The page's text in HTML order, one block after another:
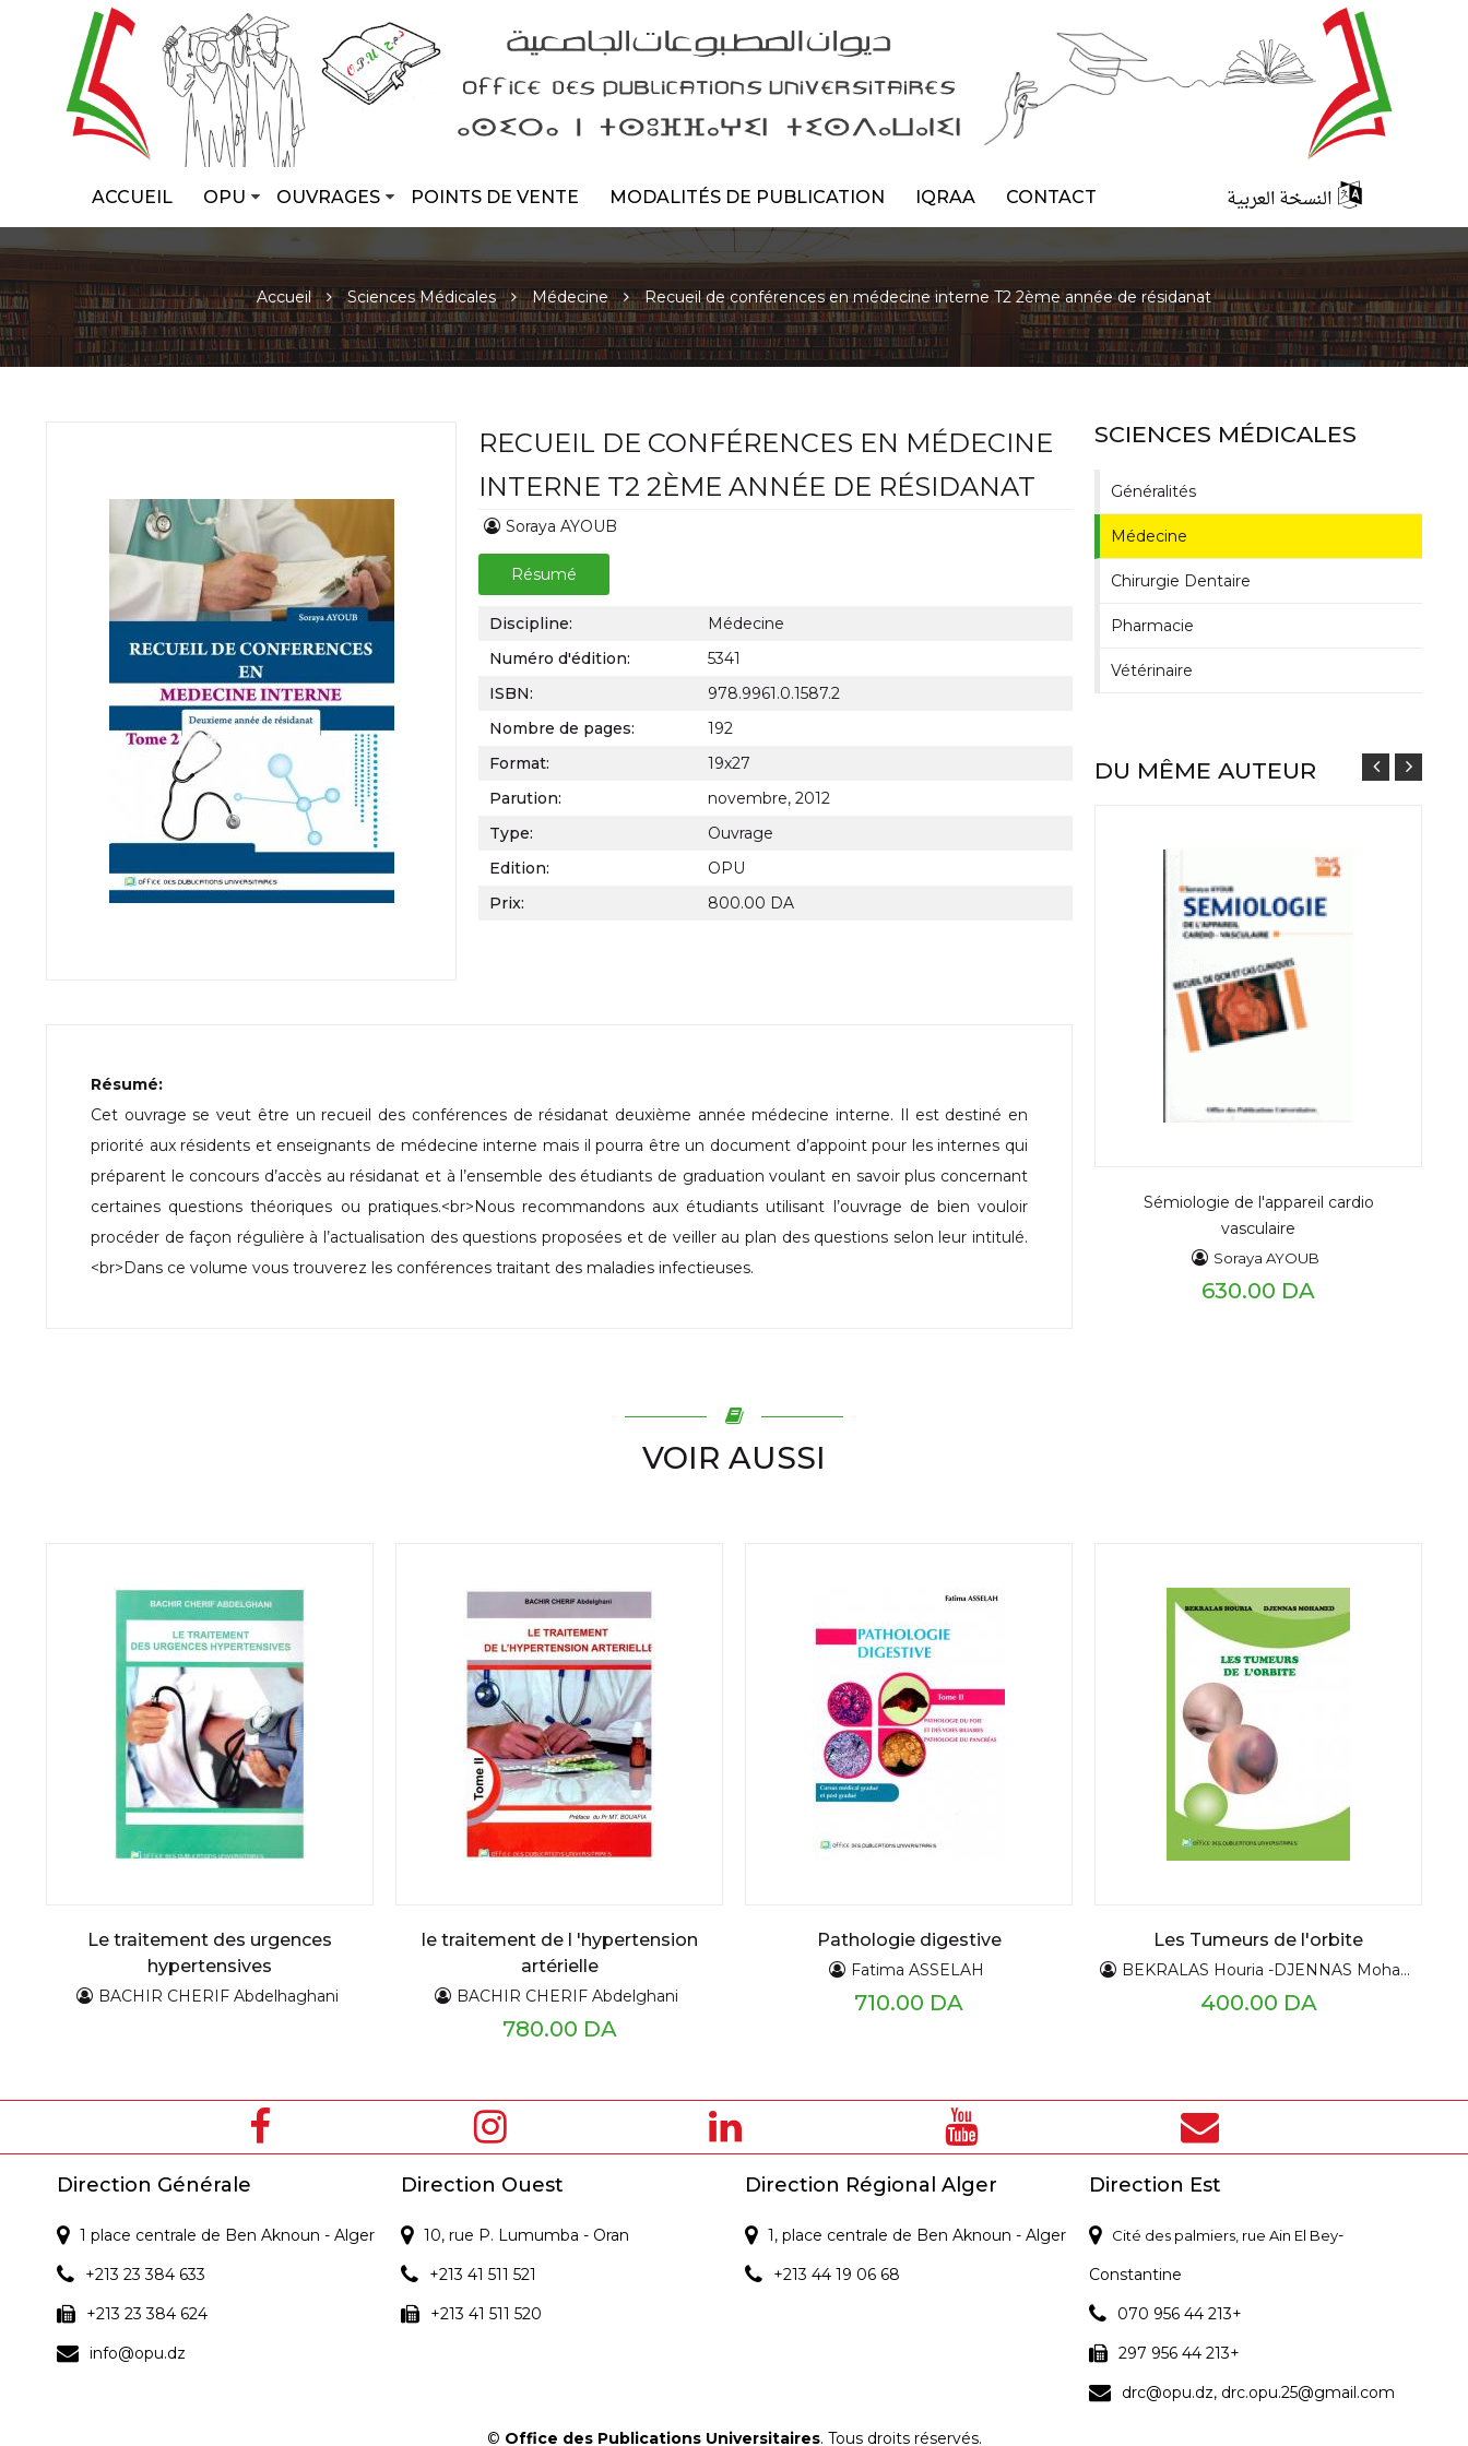
ACCUEIL OPU OUVRAGES POINTS DE VENTE MODALITÉS DE PUBLICATION IQRAA CONTACT النسخة العربية
Accueil Sciences Médicales Médecine Recueil de conférences en médecine interne T2 2ème année de résidanat
RECUEIL DE CONFÉRENCES EN MÉDECINE
INTERNE T2 2ÈME ANNÉE DE RÉSIDANAT
Soraya AYOUB
Résumé
Discipline:
Médecine
Numéro d'édition:
5341
ISBN:
978.9961.0.1587.2
Nombre de pages:
192
Format:
19x27
Parution:
novembre, 2012
Type:
Ouvrage
Edition:
OPU
Prix:
800.00 DA
Résumé:
Cet ouvrage se veut être un recueil des conférences de résidanat deuxième année médecine interne. Il est destiné en
priorité aux résidents et enseignants de médecine interne mais il pourra être un document d’appoint pour les internes qui
préparent le concours d’accès au résidanat et à l’ensemble des étudiants de graduation voulant en savoir plus concernant
certaines questions théoriques ou pratiques.<br>Nous recommandons aux étudiants utilisant l’ouvrage de bien vouloir
procéder de façon régulière à l’actualisation des questions proposées et de veiller au plan des questions selon leur intitulé.
<br>Dans ce volume vous trouverez les conférences traitant des maladies infectieuses.
SCIENCES MÉDICALES
Généralités
Médecine
Chirurgie Dentaire
Pharmacie
Vétérinaire
DU MÊME AUTEUR
Sémiologie de l'appareil cardio
vasculaire
Soraya AYOUB
630.00 DA
VOIR AUSSI
Le traitement des urgences
hypertensives
BACHIR CHERIF Abdelhaghani
le traitement de l 'hypertension
artérielle
BACHIR CHERIF Abdelghani
780.00 DA
Pathologie digestive
Fatima ASSELAH
710.00 DA
Les Tumeurs de l'orbite
BEKRALAS Houria -DJENNAS Mohamed
400.00 DA
Direction Générale
1 place centrale de Ben Aknoun - Alger
+213 23 384 633
+213 23 384 624
info@opu.dz
Direction Ouest
10, rue P. Lumumba - Oran
+213 41 511 521
+213 41 511 520
Direction Régional Alger
1, place centrale de Ben Aknoun - Alger
+213 44 19 06 68
Direction Est
Cité des palmiers, rue Ain El Bey-
Constantine
070 956 44 213+
297 956 44 213+
drc@opu.dz, drc.opu.25@gmail.com
© Office des Publications Universitaires. Tous droits réservés.